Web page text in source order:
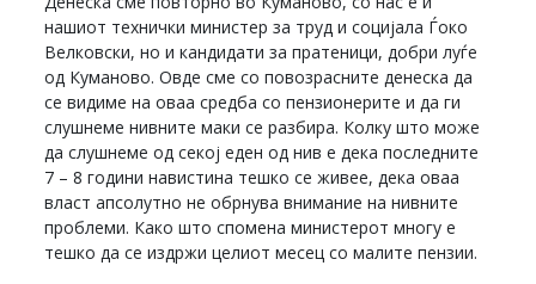
нашиот технички министер за труд и социјала Ѓоко
Велковски, но и кандидати за пратеници, добри луѓе
од Куманово. Овде сме со повозрасните денеска да
се видиме на оваа средба со пензионерите и да ги
слушнеме нивните маки се разбира. Колку што може
да слушнеме од секој еден од нив е дека последните
7 – 8 години навистина тешко се живее, дека оваа
власт апсолутно не обрнува внимание на нивните
проблеми. Како што спомена министерот многу е
тешко да се издржи целиот месец со малите пензии.